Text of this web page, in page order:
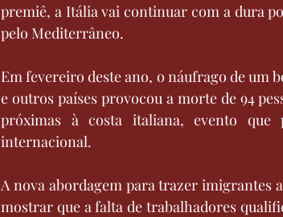
premiê, a Itália vai continuar com a dura
pelo Mediterrâneo.
Em fevereiro deste ano, o náufrago de um
e outros países provocou a morte de 94
próximas à costa italiana, evento que
internacional.
A nova abordagem para trazer imigrantes
mostrar que a falta de trabalhadores